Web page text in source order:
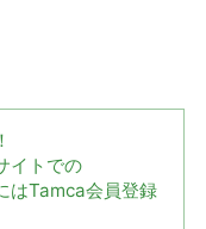
イトでの
はTamca会員登録